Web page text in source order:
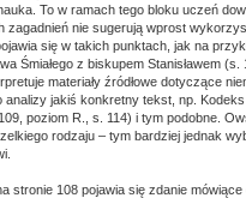
To w ramach tego bloku uczeń
zagadnień nie sugerują wprost
się w takich punktach, jak na
Śmiałego z biskupem Stanisławem
materiały źródłowe dotyczące
analizy jakiś konkretny tekst, np.
poziom R., s. 114) i tym podobne.
rodzaju – tym bardziej jednak
stronie 108 pojawia się zdanie